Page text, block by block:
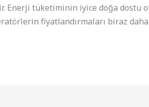
tüketiminin iyice doğa dostu
fiyatlandırmaları biraz daha